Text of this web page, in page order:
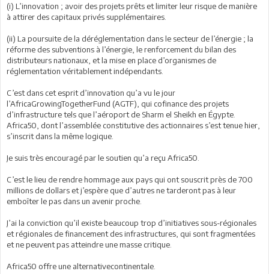
(i) L’innovation ; avoir des projets prêts et limiter leur risque de manière
à attirer des capitaux privés supplémentaires.
(ii) La poursuite de la déréglementation dans le secteur de l’énergie ; la
réforme des subventions à l’énergie, le renforcement du bilan des
distributeurs nationaux, et la mise en place d’organismes de
réglementation véritablement indépendants.
C’est dans cet esprit d’innovation qu’a vu le jour
l’AfricaGrowingTogetherFund (AGTF), qui cofinance des projets
d’infrastructure tels que l’aéroport de Sharm el Sheikh en Égypte.
Africa50, dont l’assemblée constitutive des actionnaires s’est tenue hier,
s’inscrit dans la même logique.
Je suis très encouragé par le soutien qu’a reçu Africa50.
C’est le lieu de rendre hommage aux pays qui ont souscrit près de 700
millions de dollars et j’espère que d’autres ne tarderont pas à leur
emboîter le pas dans un avenir proche.
J’ai la conviction qu’il existe beaucoup trop d’initiatives sous-régionales
et régionales de financement des infrastructures, qui sont fragmentées
et ne peuvent pas atteindre une masse critique.
Africa50 offre une alternativecontinentale.